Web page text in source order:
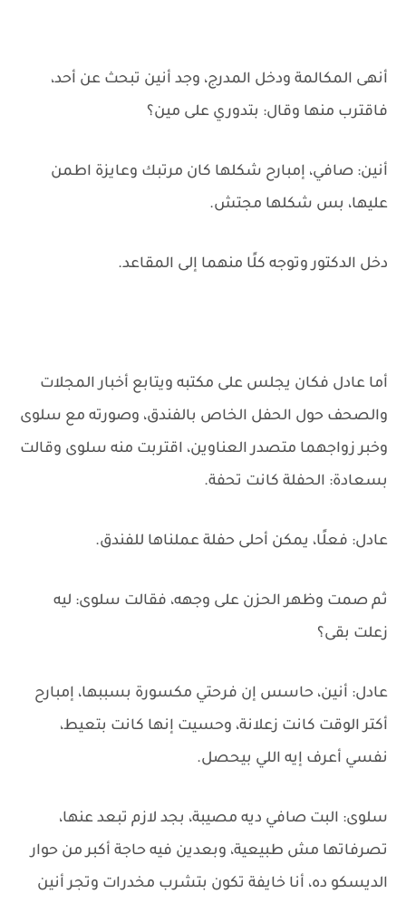
أنهى المكالمة ودخل المدرج، وجد أنين تبحث عن أحد،
فاقترب منها وقال: بتدوري على مين؟
أنين: صافي، إمبارح شكلها كان مرتبك وعايزة اطمن
عليها، بس شكلها مجتش.
دخل الدكتور وتوجه كلًا منهما إلى المقاعد.
أما عادل فكان يجلس على مكتبه ويتابع أخبار المجلات
والصحف حول الحفل الخاص بالفندق، وصورته مع سلوى
وخبر زواجهما متصدر العناوين، اقتربت منه سلوى وقالت
بسعادة: الحفلة كانت تحفة.
عادل: فعلًا، يمكن أحلى حفلة عملناها للفندق.
ثم صمت وظهر الحزن على وجهه، فقالت سلوى: ليه
زعلت بقى؟
عادل: أنين، حاسس إن فرحتي مكسورة بسببها، إمبارح
أكتر الوقت كانت زعلانة، وحسيت إنها كانت بتعيط،
نفسي أعرف إيه اللي بيحصل.
سلوى: البت صافي ديه مصيبة، بجد لازم تبعد عنها،
تصرفاتها مش طبيعية، وبعدين فيه حاجة أكبر من حوار
الديسكو ده، أنا خايفة تكون بتشرب مخدرات وتجر أنين